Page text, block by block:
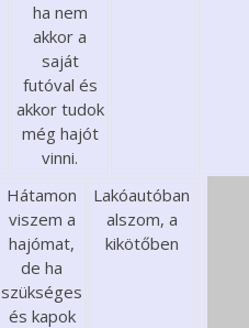
ha nem
akkor a
saját
futóval és
akkor tudok
még hajót
vinni.
Hátamon
viszem a
hajómat,
de ha
szükséges
és kapok
Lakóautóban
alszom, a
kikötőben